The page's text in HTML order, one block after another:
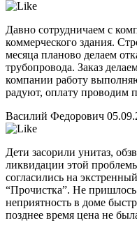
Давно сотрудничаем с
коммерческого здания.
месяца планово делаем
трубопровода. Заказ
компании работу
радуют, оплату проводим
Василий Федорович
Дети засорили унитаз,
ликвидации этой
согласились на
“Прочистка”. Не
неприятность в доме
позднее время цена не